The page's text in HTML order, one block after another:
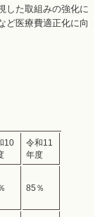
した取組みの強化に
ど医療費適正化に向
10
令和11
年度
85％